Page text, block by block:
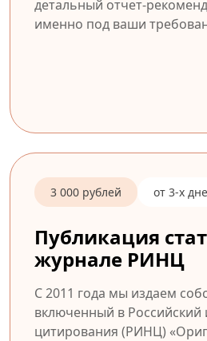
детальный отчет-
именно под ваши
3 000 рублей от 3-х
Публикация
журнале РИНЦ
С 2011 года мы издаем
включенный в Российский
цитирования (РИНЦ)